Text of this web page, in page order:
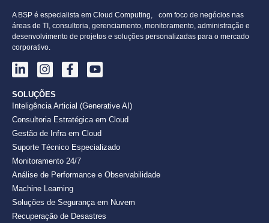
A BSP é especialista em Cloud Computing, com foco de negócios nas
áreas de TI, consultoria, gerenciamento, monitoramento, administração e
desenvolvimento de projetos e soluções personalizadas para o mercado
corporativo.
SOLUÇÕES
Inteligência Articial (Generative AI)
Consultoria Estratégica em Cloud
Gestão de Infra em Cloud
Suporte Técnico Especializado
Monitoramento 24/7
Análise de Performance e Observabilidade
Machine Learning
Soluções de Segurança em Nuvem
Recuperação de Desastres